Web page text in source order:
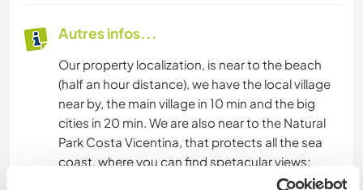
Autres infos...
Our property localization, is near to the beach
(half an hour distance), we have the local village
near by, the main village in 10 min and the big
cities in 20 min. We are also near to the Natural
Park Costa Vicentina, that protects all the sea
coast, where you can find spetacular views;
beaches where is possible to have sea bathe,